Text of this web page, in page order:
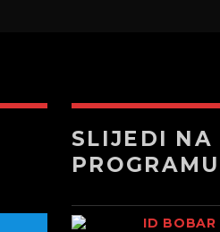
SLIJEDI NA
PROGRAMU
ID BOBAR